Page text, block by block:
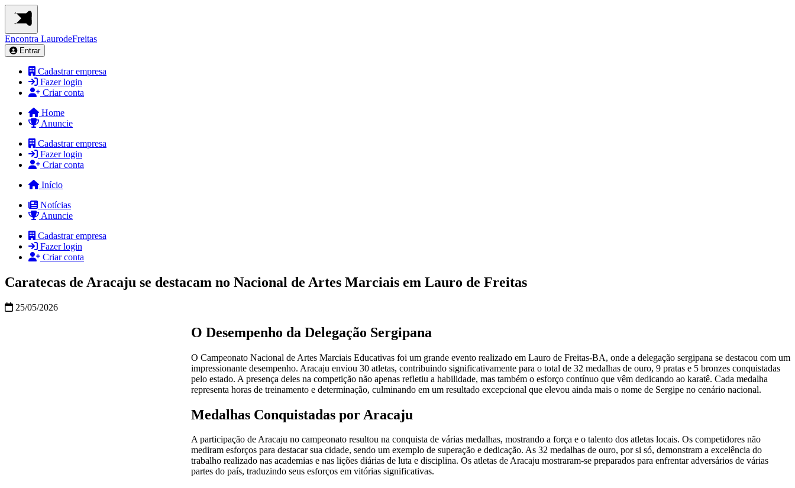
Encontra LaurodeFreitas
Entrar
Cadastrar empresa
Fazer login
Criar conta
Home
Anuncie
Cadastrar empresa
Fazer login
Criar conta
Início
Notícias
Anuncie
Cadastrar empresa
Fazer login
Criar conta
Caratecas de Aracaju se destacam no Nacional de Artes Marciais em Lauro de Freitas
25/05/2026
O Desempenho da Delegação Sergipana
O Campeonato Nacional de Artes Marciais Educativas foi um grande evento realizado em Lauro de Freitas-BA, onde a delegação sergipana se destacou com um
impressionante desempenho. Aracaju enviou 30 atletas, contribuindo significativamente para o total de 32 medalhas de ouro, 9 pratas e 5 bronzes conquistadas
pelo estado. A presença deles na competição não apenas refletiu a habilidade, mas também o esforço contínuo que vêm dedicando ao karatê. Cada medalha
representa horas de treinamento e determinação, culminando em um resultado excepcional que elevou ainda mais o nome de Sergipe no cenário nacional.
Medalhas Conquistadas por Aracaju
A participação de Aracaju no campeonato resultou na conquista de várias medalhas, mostrando a força e o talento dos atletas locais. Os competidores não
mediram esforços para destacar sua cidade, sendo um exemplo de superação e dedicação. As 32 medalhas de ouro, por si só, demonstram a excelência do
trabalho realizado nas academias e nas lições diárias de luta e disciplina. Os atletas de Aracaju mostraram-se preparados para enfrentar adversários de várias
partes do país, traduzindo seus esforços em vitórias significativas.